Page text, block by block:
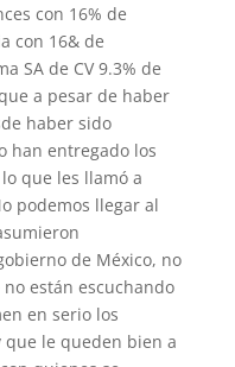
con 16% de
con 16& de
SA de CV 9.3% de
a pesar de haber
haber sido
han entregado los
que les llamó a
podemos llegar al
de México, no
están escuchando
en serio los
le queden bien a